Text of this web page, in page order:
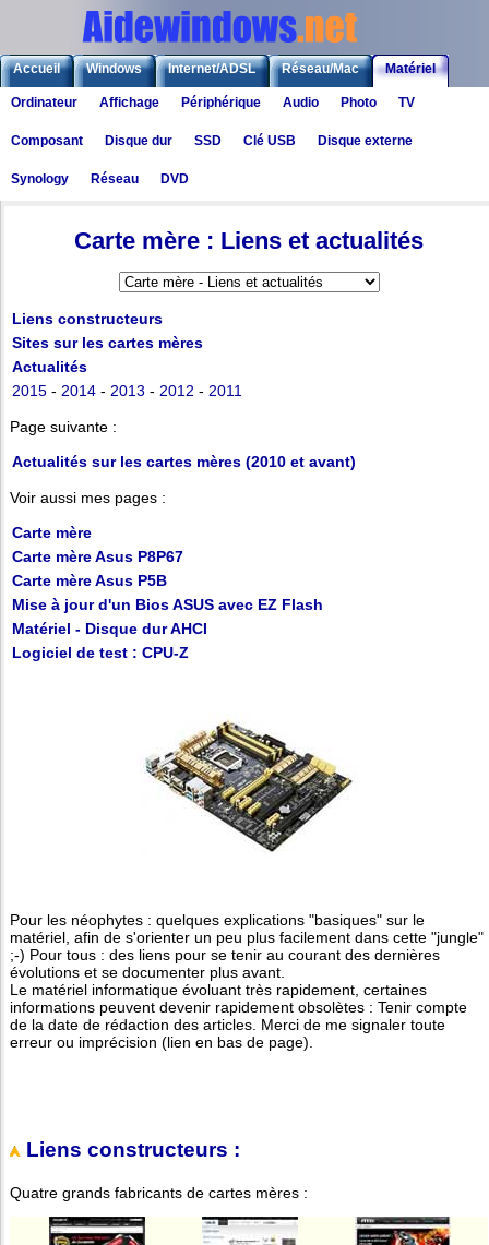
Accueil Windows Internet/ADSL Réseau/Mac Matériel
Logiciels Liens Jeux
Ordinateur Affichage Périphérique Audio Photo TV
Composant Disque dur SSD Clé USB Disque externe
Synology Réseau DVD
Carte mère : Liens et actualités
Liens constructeurs
Sites sur les cartes mères
Actualités
2015 - 2014 - 2013 - 2012 - 2011
Page suivante :
Actualités sur les cartes mères (2010 et avant)
Voir aussi mes pages :
Carte mère
Carte mère Asus P8P67
Carte mère Asus P5B
Mise à jour d'un Bios ASUS avec EZ Flash
Matériel - Disque dur AHCI
Logiciel de test : CPU-Z
Pour les néophytes : quelques explications "basiques" sur le
matériel, afin de s'orienter un peu plus facilement dans cette "jungle"
;-) Pour tous : des liens pour se tenir au courant des dernières
évolutions et se documenter plus avant.
Le matériel informatique évoluant très rapidement, certaines
informations peuvent devenir rapidement obsolètes : Tenir compte
de la date de rédaction des articles. Merci de me signaler toute
erreur ou imprécision (lien en bas de page).
Liens constructeurs :
Quatre grands fabricants de cartes mères :